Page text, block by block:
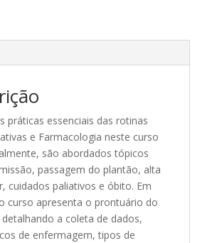
práticas essenciais das rotinas
e Farmacologia neste curso
são abordados tópicos
passagem do plantão, alta
cuidados paliativos e óbito. Em
curso apresenta o prontuário do
a coleta de dados,
de enfermagem, tipos de